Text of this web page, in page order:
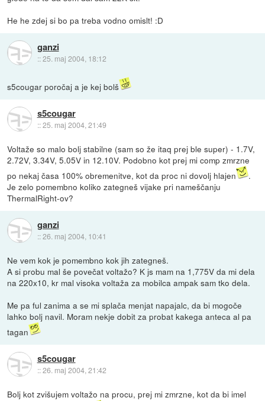
He he zdej si bo pa treba vodno omislt! :D
ganzi
::25. maj 2004, 18:12
s5cougar poročaj a je kej bolš
s5cougar
::25. maj 2004, 21:49
Voltaže so malo bolj stabilne (sam so že itaq prej ble super) - 1.7V,
2.72V, 3.34V, 5.05V in 12.10V. Podobno kot prej mi comp zmrzne
po nekaj časa 100% obremenitve, kot da proc ni dovolj hlajen
.
Je zelo pomembno koliko zategneš vijake pri nameščanju
ThermalRight-ov?
ganzi
::26. maj 2004, 10:41
Ne vem kok je pomembno kok jih zategneš.
A si probu mal še povečat voltažo? K js mam na 1,775V da mi dela
na 220x10, kr mal visoka voltaža za mobilca ampak sam tko dela.
Me pa ful zanima a se mi splača menjat napajalc, da bi mogoče
lahko bolj navil. Moram nekje dobit za probat kakega anteca al pa
tagan
s5cougar
::26. maj 2004, 21:42
Bolj kot zvišujem voltažo na procu, prej mi zmrzne, kot da bi imel